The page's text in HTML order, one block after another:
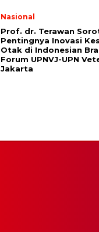
Nasional
Prof. dr. Terawan
Pentingnya Inovasi
Otak di Indonesian
Forum UPNVJ-UPN
Jakarta